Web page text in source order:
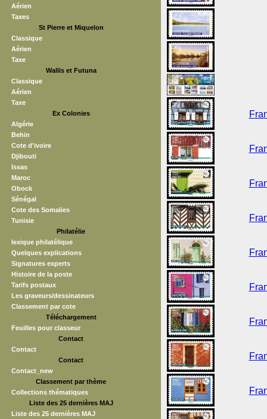
Aérien
Taxes
St Pierre et Miquelon
Classique
Aérien
Taxe
Wallis et Futuna
Classique
Aérien
Taxe
Ex Colonies
Algérie
Behin
Cote d'ivoire
Djibouti
Issas
Maroc
Obock
Sénégal
Cote des Somalies
Tunisie
Philatélie
lexique philatélique
Quelques explications
Signatures experts
Histoire de la poste
Tarifs postaux
Les graveurs/dessinateurs
Classement par cote
Téléchargement
Feuilles pour classeur
Contact
Contact
Contact
Contact_new
Classement par thème
Collections thématiques
Liste des 25 dernières MAJ
Liste des 25 dernières MAJ